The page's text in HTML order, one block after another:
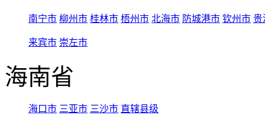
南宁市 柳州市 桂林市 梧州市 北海市 防城港市 钦州市 贵
来宾市 崇左市
海南省
海口市 三亚市 三沙市 直辖县级